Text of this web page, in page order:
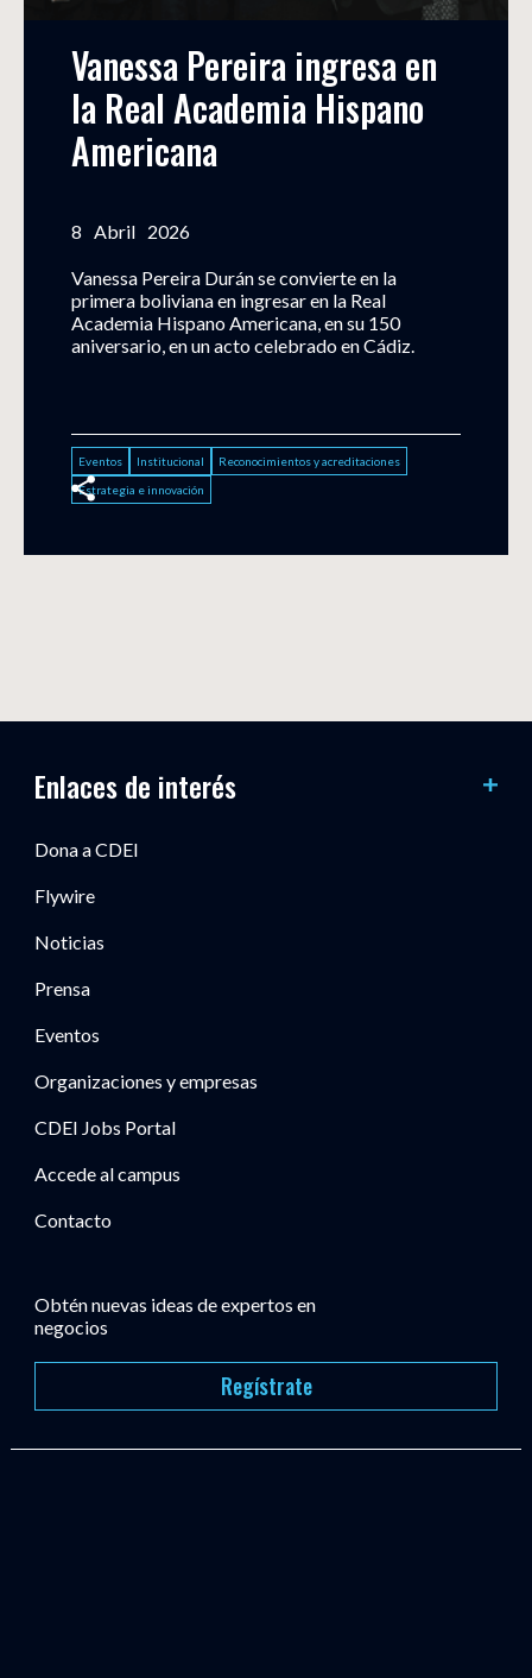
Vanessa Pereira ingresa en
la Real Academia Hispano
Americana
8 Abril 2026
Vanessa Pereira Durán se convierte en la
primera boliviana en ingresar en la Real
Academia Hispano Americana, en su 150
aniversario, en un acto celebrado en Cádiz.
Eventos Institucional
Reconocimientos y acreditaciones
Estrategia e innovación
Enlaces de interés
Dona a CDEI
Flywire
Noticias
Prensa
Eventos
Organizaciones y empresas
CDEI Jobs Portal
Accede al campus
Contacto
Obtén nuevas ideas de expertos en
negocios
Regístrate